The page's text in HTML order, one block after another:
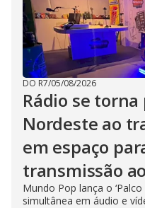
DO R7/05/08/2026
Rádio se
Nordeste ao
em espaço
transmissão
Mundo Pop lança o
simultânea em áudio e